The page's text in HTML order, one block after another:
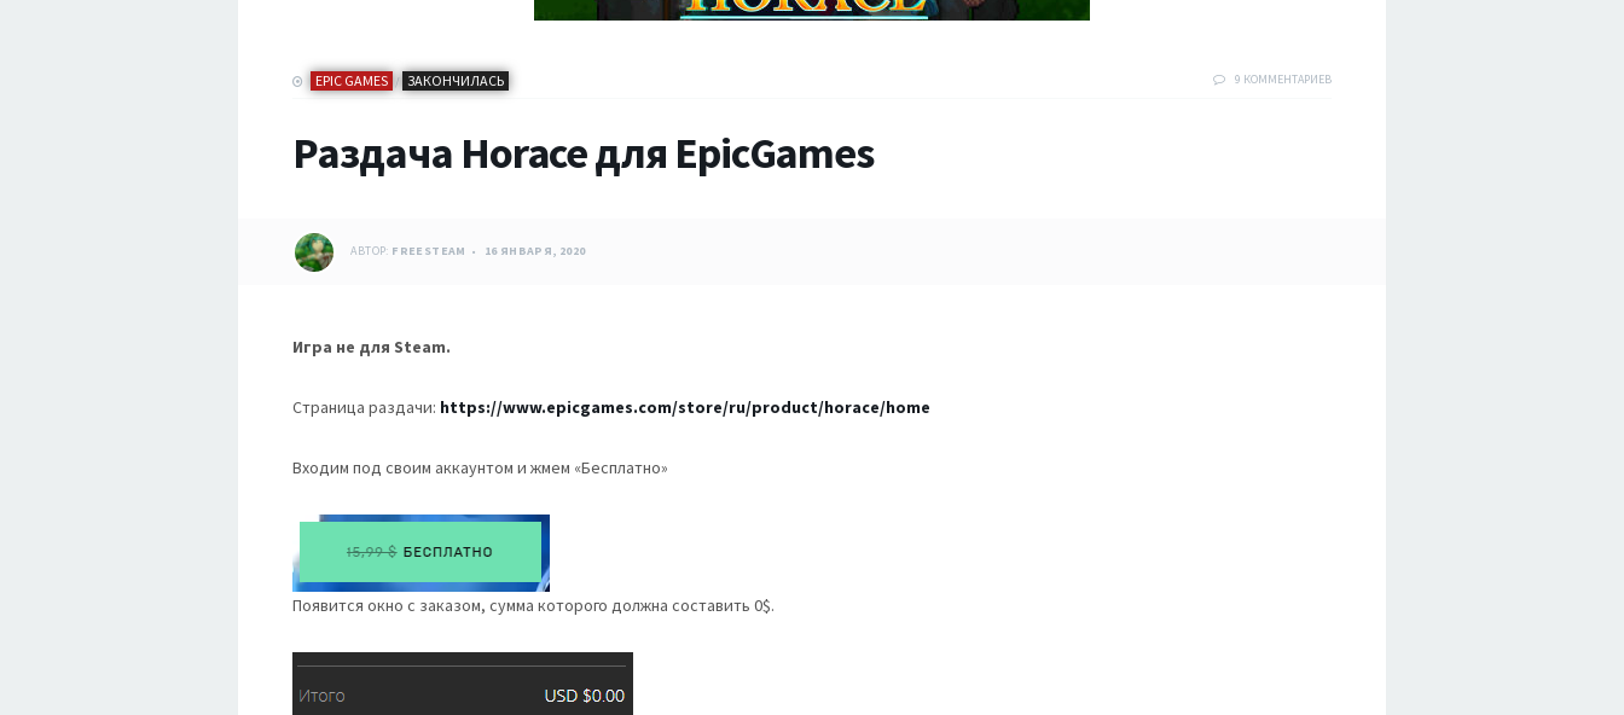
EPIC GAMES / ЗАКОНЧИЛАСЬ 9 КОММЕНТАРИЕВ
Раздача Horace для EpicGames
АВТОР: FREESTEAM 16 ЯНВАРЯ, 2020
Игра не для Steam.
Страница раздачи: https://www.epicgames.com/store/ru/product/horace/home
Входим под своим аккаунтом и жмем «Бесплатно»
Появится окно с заказом, сумма которого должна составить 0$.